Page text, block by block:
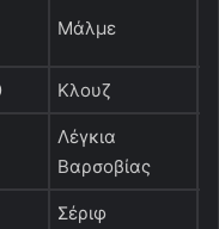
Μάλμε
Κλουζ
Λέγκια
Βαρσοβίας
Σέριφ